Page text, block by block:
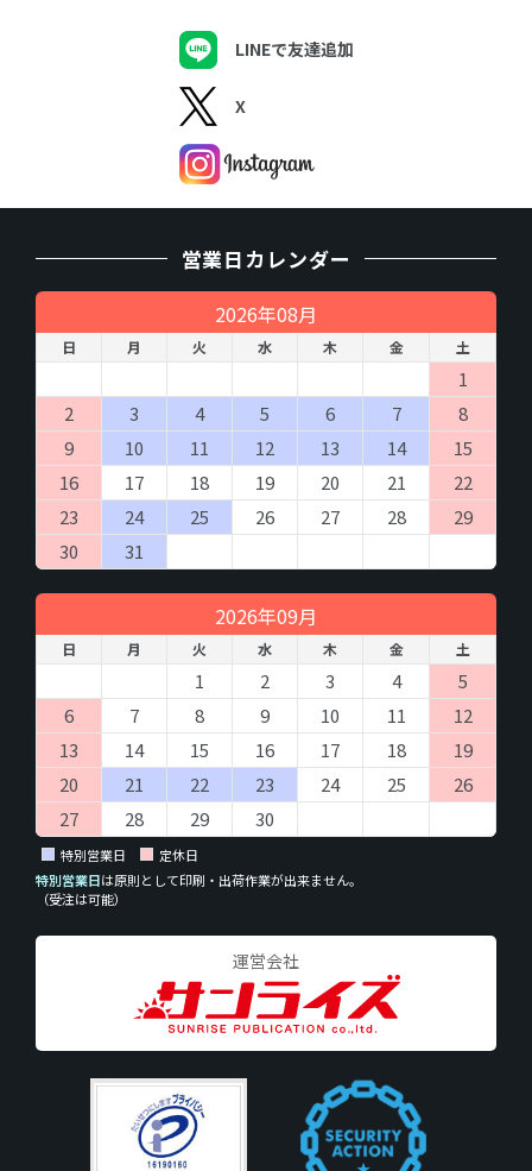
LINEで友達追加
X
営業日カレンダー
2026年08月
日 月 火 水 木 金 土
1
2
3 4 5 6 7
8
9
10 11 12 13 14
15
16
17 18 19 20 21
22
23
24 25 26 27 28
29
30
31
2026年09月
日 月 火 水 木 金 土
1 2 3 4
5
6
7 8 9 10 11
12
13
14 15 16 17 18
19
20
21 22 23 24 25
26
27
28 29 30
特別営業日
定休日
特別営業日は原則として印刷・出荷作業が出来ません。
（受注は可能）
運営会社